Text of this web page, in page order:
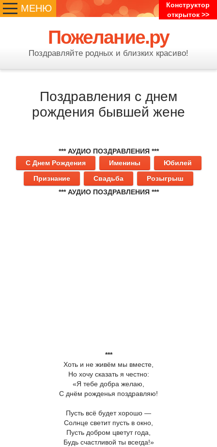
Конструктор
открыток >>
МЕНЮ
Пожелание.ру
Поздравляйте родных и близких красиво!
Поздравления с днем
рождения бывшей жене
*** АУДИО ПОЗДРАВЛЕНИЯ ***
С Днем Рождения
Именины
Юбилей
Признание
Свадьба
Розыгрыш
*** АУДИО ПОЗДРАВЛЕНИЯ ***
***
Хоть и не живём мы вместе,
Но хочу сказать я честно:
«Я тебе добра желаю,
С днём рожденья поздравляю!
Пусть всё будет хорошо —
Солнце светит пусть в окно,
Пусть добром цветут года,
Будь счастливой ты всегда!»